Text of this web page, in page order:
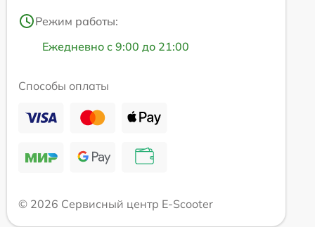
Режим работы:
Ежедневно с 9:00 до 21:00
Способы оплаты
© 2026 Сервисный центр E-Scooter